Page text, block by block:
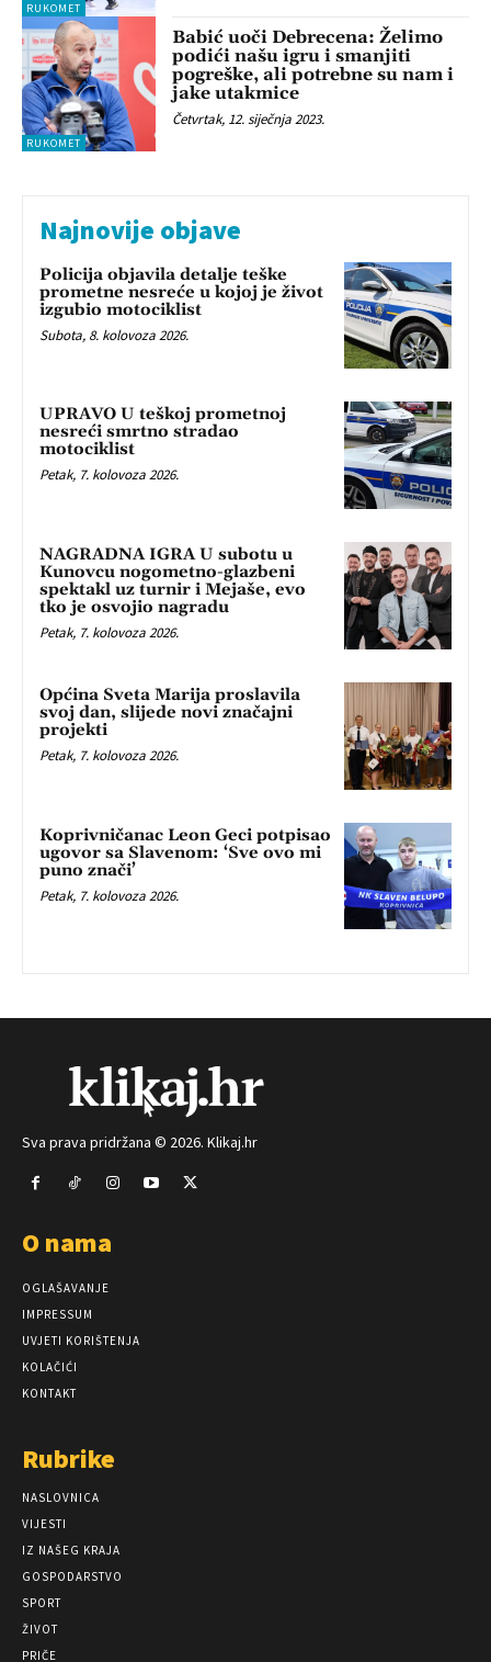
RUKOMET
RUKOMET
Babić uoči Debrecena: Želimo
podići našu igru i smanjiti
pogreške, ali potrebne su nam i
jake utakmice
Četvrtak, 12. siječnja 2023.
Najnovije objave
Policija objavila detalje teške
prometne nesreće u kojoj je život
izgubio motociklist
Subota, 8. kolovoza 2026.
UPRAVO U teškoj prometnoj
nesreći smrtno stradao
motociklist
Petak, 7. kolovoza 2026.
NAGRADNA IGRA U subotu u
Kunovcu nogometno-glazbeni
spektakl uz turnir i Mejaše, evo
tko je osvojio nagradu
Petak, 7. kolovoza 2026.
Općina Sveta Marija proslavila
svoj dan, slijede novi značajni
projekti
Petak, 7. kolovoza 2026.
Koprivničanac Leon Geci potpisao
ugovor sa Slavenom: ‘Sve ovo mi
puno znači’
Petak, 7. kolovoza 2026.
Sva prava pridržana © 2026. Klikaj.hr
O nama
OGLAŠAVANJE
IMPRESSUM
UVJETI KORIŠTENJA
KOLAČIĆI
KONTAKT
Rubrike
NASLOVNICA
VIJESTI
IZ NAŠEG KRAJA
GOSPODARSTVO
SPORT
ŽIVOT
PRIČE